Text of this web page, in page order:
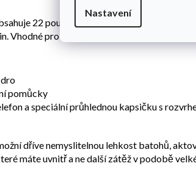
Nastavení
22 poutek pro školní pomůcky, štítek
Vhodné pro dívky, které se chystají do školy.
pomůcky
a speciální průhlednou kapsičku s
dříve nemyslitelnou lehkost batohů,
máte uvnitř a ne další zátěž v podobě